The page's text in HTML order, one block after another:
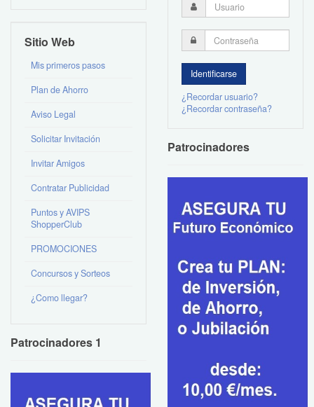
Sitio Web
Mis primeros pasos
Plan de Ahorro
Aviso Legal
Solicitar Invitación
Invitar Amigos
Contratar Publicidad
Puntos y AVIPS
ShopperClub
PROMOCIONES
Concursos y Sorteos
¿Como llegar?
Patrocinadores 1
¿Recordar usuario?
¿Recordar contraseña?
Patrocinadores